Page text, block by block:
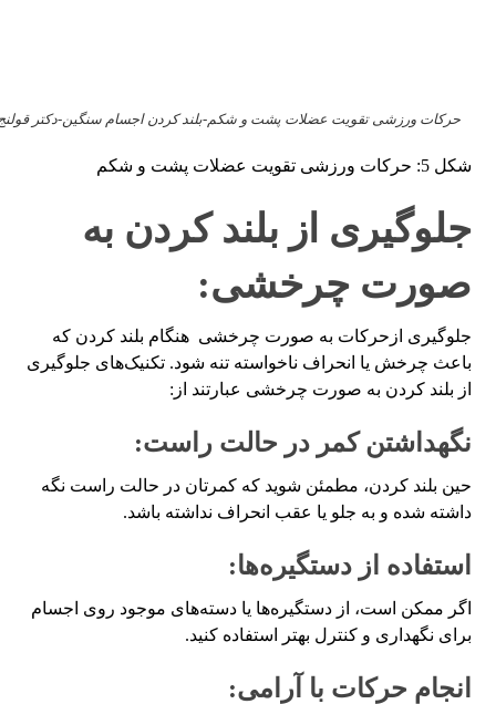
حرکات ورزشی تقویت عضلات پشت و شکم-بلند کردن اجسام سنگین-دکتر
شکل 5: حرکات ورزشی تقویت عضلات پشت و شکم
جلوگیری از بلند کردن به
صورت چرخشی:
جلوگیری ازحرکات به صورت چرخشی هنگام بلند کردن که
باعث چرخش یا انحراف ناخواسته تنه شود. تکنیک‌های جلوگیری
از بلند کردن به صورت چرخشی عبارتند از:
نگهداشتن کمر در حالت راست:
حین بلند کردن، مطمئن شوید که کمرتان در حالت راست نگه
داشته شده و به جلو یا عقب انحراف نداشته باشد.
استفاده از دستگیره‌ها:
اگر ممکن است، از دستگیره‌ها یا دسته‌های موجود روی اجسام
برای نگهداری و کنترل بهتر استفاده کنید.
انجام حرکات با آرامی: